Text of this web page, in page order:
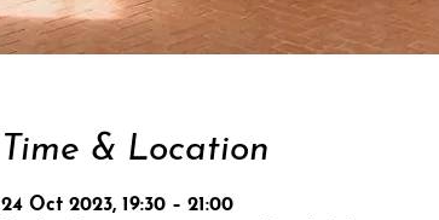
Time & Location
24 Oct 2023, 19:30 – 21:00